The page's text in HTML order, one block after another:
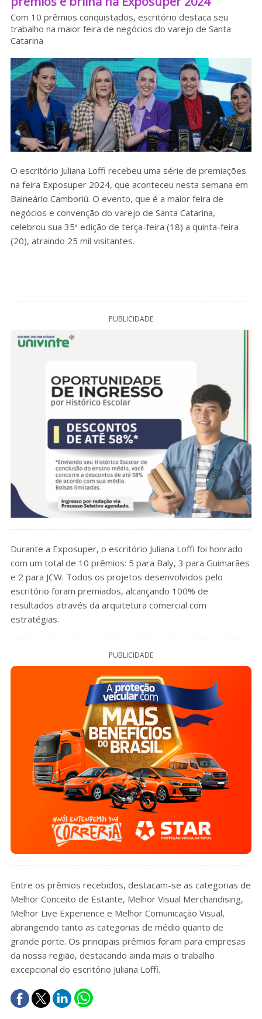
Sobre o HC
Com 10 prêmios conquistados, escritório destaca seu
trabalho na maior feira de negócios do varejo de Santa
Catarina
O escritório Juliana Loffi recebeu uma série de premiações
na feira Exposuper 2024, que aconteceu nesta semana em
Balneário Camboriú. O evento, que é a maior feira de
negócios e convenção do varejo de Santa Catarina,
celebrou sua 35ª edição de terça-feira (18) a quinta-feira
(20), atraindo 25 mil visitantes.
PUBLICIDADE
Durante a Exposuper, o escritório Juliana Loffi foi honrado
com um total de 10 prêmios: 5 para Baly, 3 para Guimarães
e 2 para JCW. Todos os projetos desenvolvidos pelo
escritório foram premiados, alcançando 100% de
resultados através da arquitetura comercial com
estratégias.
PUBLICIDADE
Entre os prêmios recebidos, destacam-se as categorias de
Melhor Conceito de Estante, Melhor Visual Merchandising,
Melhor Live Experience e Melhor Comunicação Visual,
abrangendo tanto as categorias de médio quanto de
grande porte. Os principais prêmios foram para empresas
da nossa região, destacando ainda mais o trabalho
excepcional do escritório Juliana Loffi.